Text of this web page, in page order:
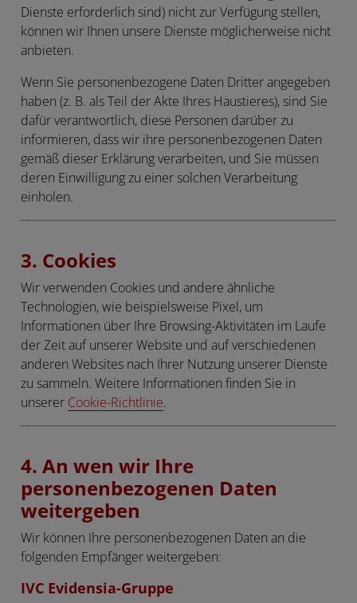
Dienste erforderlich sind) nicht zur Verfügung stellen,
können wir Ihnen unsere Dienste möglicherweise nicht
anbieten.
Wenn Sie personenbezogene Daten Dritter angegeben
haben (z. B. als Teil der Akte Ihres Haustieres), sind Sie
dafür verantwortlich, diese Personen darüber zu
informieren, dass wir ihre personenbezogenen Daten
gemäß dieser Erklärung verarbeiten, und Sie müssen
deren Einwilligung zu einer solchen Verarbeitung
einholen.
3. Cookies
Wir verwenden Cookies und andere ähnliche
Technologien, wie beispielsweise Pixel, um
Informationen über Ihre Browsing-Aktivitäten im Laufe
der Zeit auf unserer Website und auf verschiedenen
anderen Websites nach Ihrer Nutzung unserer Dienste
zu sammeln. Weitere Informationen finden Sie in
unserer Cookie-Richtlinie.
4. An wen wir Ihre
personenbezogenen Daten
weitergeben
Wir können Ihre personenbezogenen Daten an die
folgenden Empfänger weitergeben:
IVC Evidensia-Gruppe